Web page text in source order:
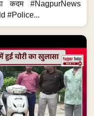
कदम #NagpurNews
#Police...